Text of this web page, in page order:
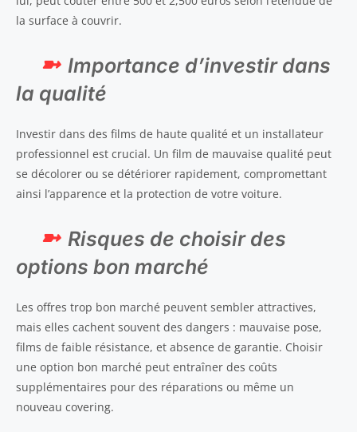
la surface à couvrir.
Importance d’investir dans
la qualité
Investir dans des films de haute qualité et un installateur
professionnel est crucial. Un film de mauvaise qualité peut
se décolorer ou se détériorer rapidement, compromettant
ainsi l’apparence et la protection de votre voiture.
Risques de choisir des
options bon marché
Les offres trop bon marché peuvent sembler attractives,
mais elles cachent souvent des dangers : mauvaise pose,
films de faible résistance, et absence de garantie. Choisir
une option bon marché peut entraîner des coûts
supplémentaires pour des réparations ou même un
nouveau covering.